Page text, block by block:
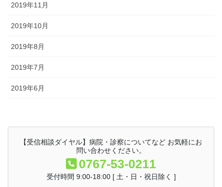
2019年11月
2019年10月
2019年8月
2019年7月
2019年6月
【受信相談ダイヤル】病院・診察についてなど お気軽にお
問い合わせください。
0767-53-0211
受付時間 9:00-18:00 [ 土・日・祝日除く ]